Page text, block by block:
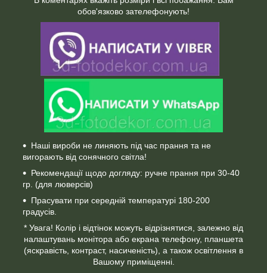
обов'язково зателефонують!
Наші вироби не линяють під час прання та не
вигорають від сонячного світла!
Рекомендації щодо догляду: ручне прання при 30-40
гр. (для люверсів)
Прасувати при середній температурі 180-200
градусів.
* Увага! Колір і відтінок можуть відрізнятися, залежно від
налаштувань монітора або екрана телефону, планшета
(яскравість, контраст, насиченість), а також освітлення в
Вашому приміщенні.